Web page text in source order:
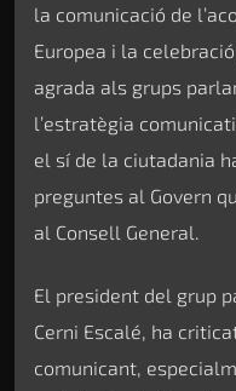
la comunicació de
Europea i la
agrada als grups
l’estratègia
el sí de la ciutadania
preguntes al Govern
al Consell General.
El president del grup
Cerni Escalé, ha
comunicant,